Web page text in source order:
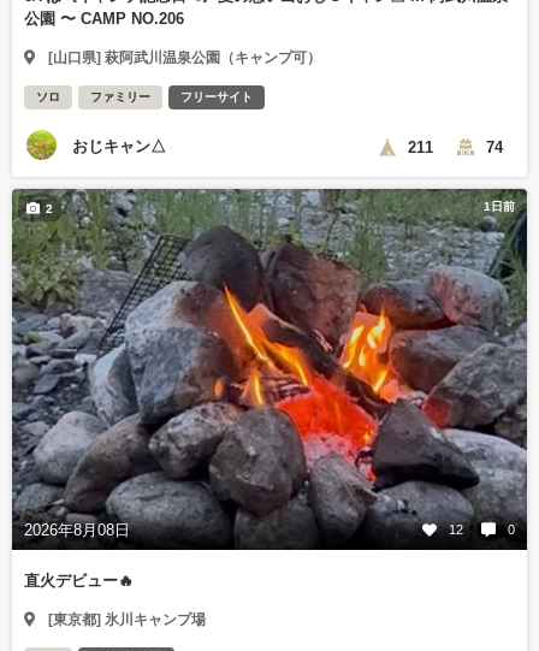
公園 〜 CAMP NO.206
[山口県] 萩阿武川温泉公園（キャンプ可）
ソロ ファミリー フリーサイト
おじキャン△ 211 74
1日前
2026年8月08日 12 0
2
直火デビュー🔥
[東京都] 氷川キャンプ場